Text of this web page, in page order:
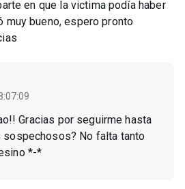
en que la victima podía haber
muy bueno, espero pronto
Gracias por seguirme hasta
sospechosos? No falta tanto
*-*